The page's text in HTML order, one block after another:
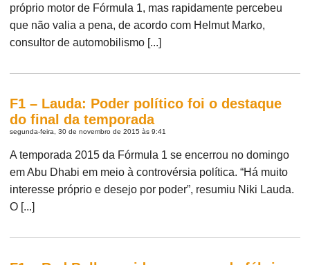
próprio motor de Fórmula 1, mas rapidamente percebeu
que não valia a pena, de acordo com Helmut Marko,
consultor de automobilismo [...]
F1 – Lauda: Poder político foi o destaque
do final da temporada
segunda-feira, 30 de novembro de 2015 às 9:41
A temporada 2015 da Fórmula 1 se encerrou no domingo
em Abu Dhabi em meio à controvérsia política. “Há muito
interesse próprio e desejo por poder”, resumiu Niki Lauda.
O [...]